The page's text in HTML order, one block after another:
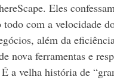
Eles
com a velocidade
além da
nova ferramentas e
a velha história de